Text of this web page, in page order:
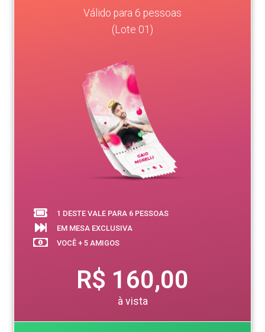
Válido para 6 pessoas
(Lote 01)
1 DESTE VALE PARA 6 PESSOAS
EM MESA EXCLUSIVA
VOCÊ + 5 AMIGOS
R$ 160,00
à vista